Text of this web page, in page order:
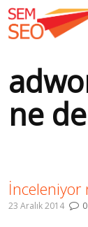
ne
İnceleniyor
23 Aralık 2014 0